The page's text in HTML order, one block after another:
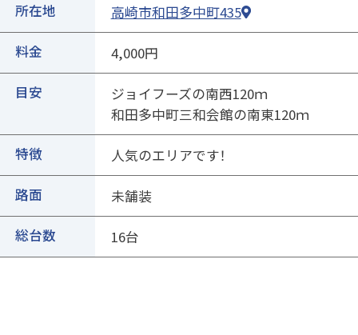
所在地 高崎市和田多中町435
料金 4,000円
目安
ジョイフーズの南西120ｍ
和田多中町三和会館の南東120ｍ
特徴 人気のエリアです！
路面 未舗装
総台数 16台
②ページ中ほどの各種ボタンを押します
③専用フォームに必要事項を入力し、送信